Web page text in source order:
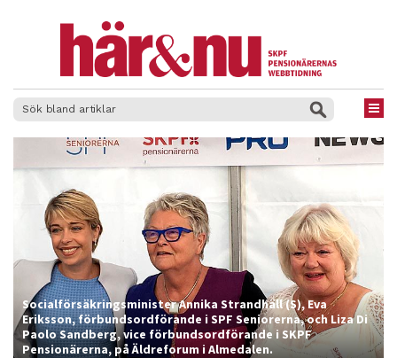
Socialförsäkringsminister Annika Strandhäll (S), Eva
Eriksson, förbundsordförande i SPF Seniorerna, och Liza Di
Paolo Sandberg, vice förbundsordförande i SKPF
Pensionärerna, på Äldreforum i Almedalen.